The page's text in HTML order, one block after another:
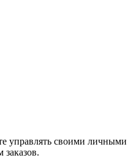
управлять своими личными
заказов.